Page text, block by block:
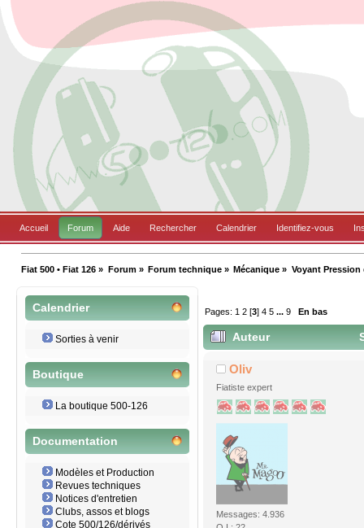
Accueil Forum Aide Rechercher Calendrier Identifiez-vous
Fiat 500 • Fiat 126 » Forum» Forum technique» Mécanique » Voyant Pression
Calendrier
Sorties à venir
Boutique
La boutique 500-126
Documentation
Modèles et Production
Revues techniques
Notices d'entretien
Clubs, assos et blogs
Cote 500/126/dérivés
Pages: 1 2 [3]4 5 ...9 En bas
Auteur
Oliv
Fiatiste expert
Messages: 4.936